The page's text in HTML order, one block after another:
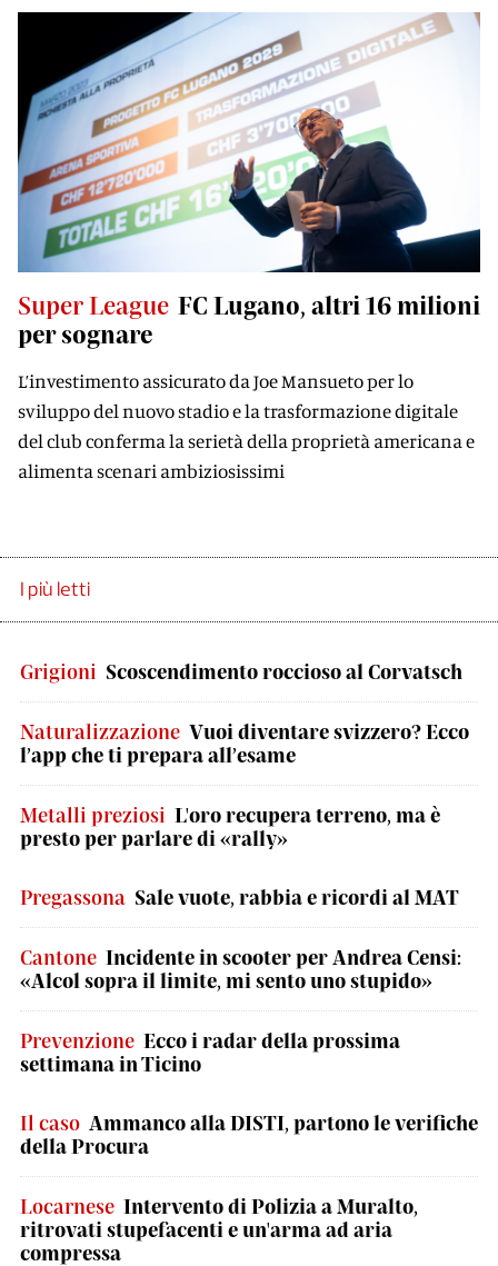
Super League FC Lugano, altri 16 milioni
per sognare
L’investimento assicurato da Joe Mansueto per lo
sviluppo del nuovo stadio e la trasformazione digitale
del club conferma la serietà della proprietà americana e
alimenta scenari ambiziosissimi
I più letti
Grigioni Scoscendimento roccioso al Corvatsch
Naturalizzazione Vuoi diventare svizzero? Ecco
l’app che ti prepara all’esame
Metalli preziosi L'oro recupera terreno, ma è
presto per parlare di «rally»
Pregassona Sale vuote, rabbia e ricordi al MAT
Cantone Incidente in scooter per Andrea Censi:
«Alcol sopra il limite, mi sento uno stupido»
Prevenzione Ecco i radar della prossima
settimana in Ticino
Il caso Ammanco alla DISTI, partono le verifiche
della Procura
Locarnese Intervento di Polizia a Muralto,
ritrovati stupefacenti e un'arma ad aria
compressa